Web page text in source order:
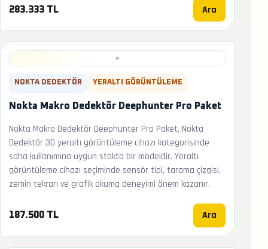
283.333 TL Ara
NOKTA DEDEKTÖR YERALTI GÖRÜNTÜLEME
Nokta Makro Dedektör Deephunter Pro Paket
Nokta Makro Dedektör Deephunter Pro Paket, Nokta
Dedektör 3D yeraltı görüntüleme cihazı kategorisinde
saha kullanımına uygun stokta bir modeldir. Yeraltı
görüntüleme cihazı seçiminde sensör tipi, tarama çizgisi,
zemin tekrarı ve grafik okuma deneyimi önem kazanır.
187.500 TL Ara